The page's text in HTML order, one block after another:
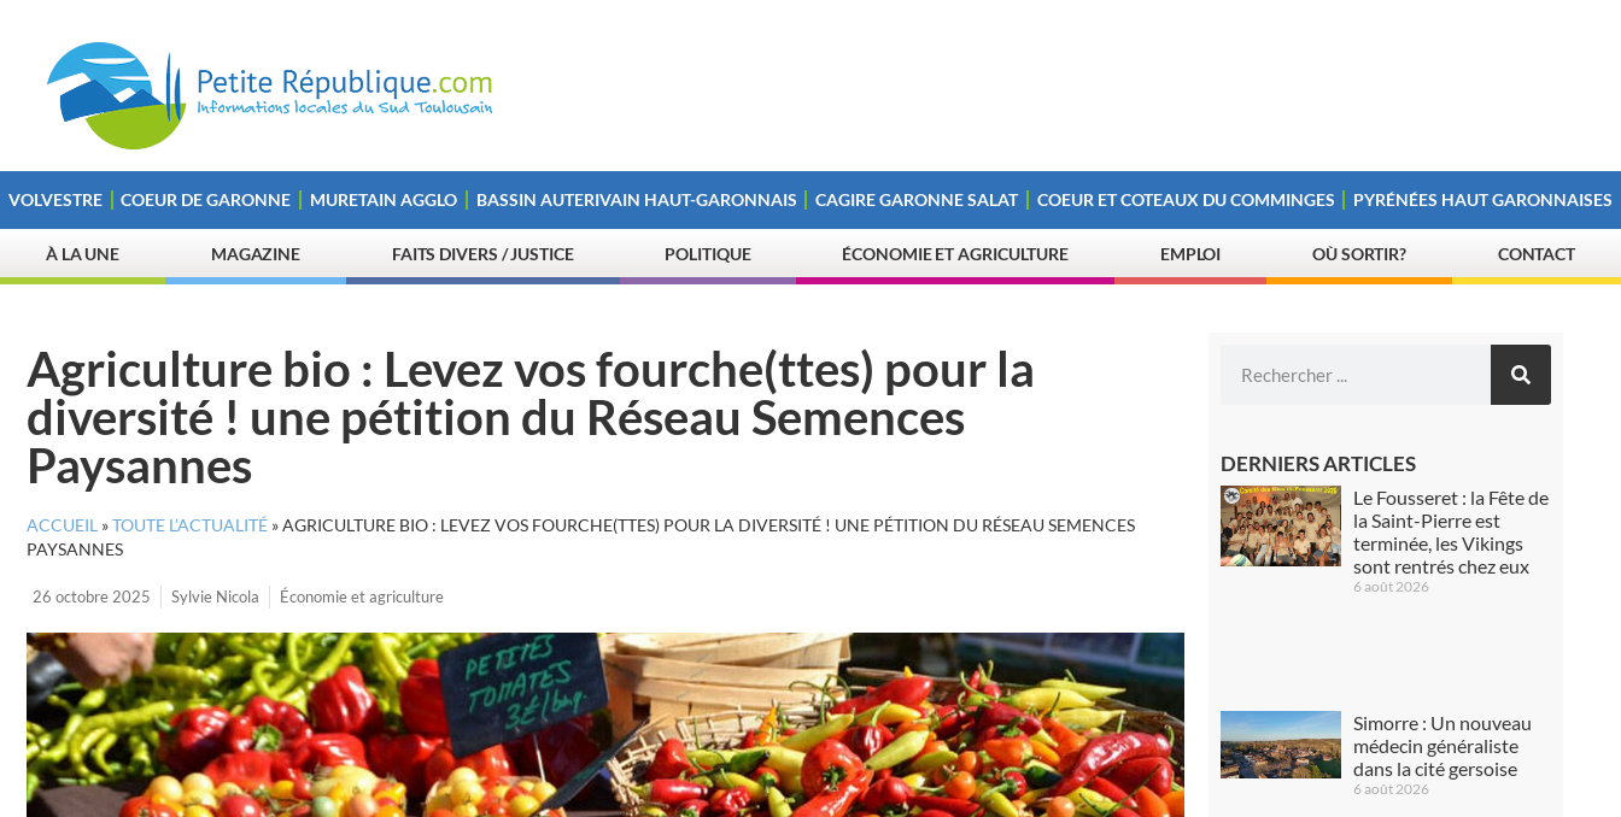
VOLVESTRE COEUR DE GARONNE MURETAIN AGGLO BASSIN AUTERIVAIN HAUT-GARONNAIS CAGIRE GARONNE SALAT COEUR ET COTEAUX DU COMMINGES PYRÉNÉES HAUT GARONNAISES
À LA UNE MAGAZINE FAITS DIVERS / JUSTICE POLITIQUE ÉCONOMIE ET AGRICULTURE EMPLOI OÙ SORTIR? CONTACT
Agriculture bio : Levez vos fourche(ttes) pour la
diversité ! une pétition du Réseau Semences
Paysannes
ACCUEIL »TOUTE L’ACTUALITÉ »AGRICULTURE BIO : LEVEZ VOS FOURCHE(TTES) POUR LA DIVERSITÉ ! UNE PÉTITION DU RÉSEAU SEMENCES
PAYSANNES
26 octobre 2025 Sylvie Nicola Économie et agriculture
DERNIERS ARTICLES
Le Fousseret : la Fête de
la Saint-Pierre est
terminée, les Vikings
sont rentrés chez eux
6 août 2026
Simorre : Un nouveau
médecin généraliste
dans la cité gersoise
6 août 2026